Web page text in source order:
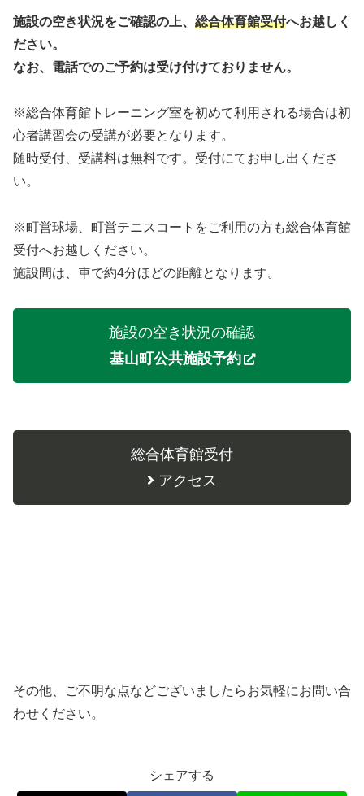
施設の空き状況をご確認の上、 総合体育館受付へお越しく
ださい。
なお、電話でのご予約は受け付けておりません。
※総合体育館トレーニング室を初めて利用される場合は初
心者講習会の受講が必要となります。
随時受付、受講料は無料です。受付にてお申し出くださ
い。
※町営球場、町営テニスコートをご利用の方も総合体育館
受付へお越しください。
施設間は、車で約4分ほどの距離となります。
施設の空き状況の確認
基山町公共施設予約
総合体育館受付
アクセス
その他、ご不明な点などございましたらお気軽にお問い合
わせください。
シェアする